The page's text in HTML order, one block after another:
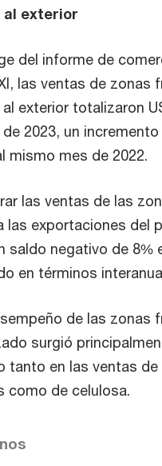
al exterior
del informe de
las ventas de zonas
exterior totalizaron
2023, un
mismo mes de 2022.
las ventas de las
las exportaciones del
saldo negativo de 8%
en términos
de las zonas
surgió
tanto en las ventas
como de celulosa.